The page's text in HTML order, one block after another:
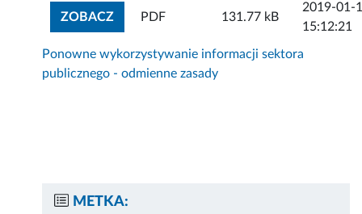
ZOBACZZOBACZ ZAŁĄCZNIK
PDF 131.77 kB
2019-01-
15:12:21
Ponowne wykorzystywanie informacji sektora
publicznego - odmienne zasady
METKA: